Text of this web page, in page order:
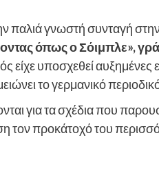
παλιά γνωστή συνταγή
όπως ο Σόιμπλε»,
είχε υποσχεθεί αυξημένες
το γερμανικό
για τα σχέδια που
τον προκάτοχό του